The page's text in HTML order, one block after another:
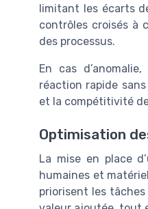
limitant les écarts
contrôles croisés à
des processus.
En cas d’anomalie,
réaction rapide
et la compétitivité
Optimisation
La mise en place
humaines et
priorisent les